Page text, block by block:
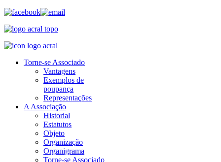
Torne-se Associado
Vantagens
Exemplos de
poupança
Representações
A Associação
Historial
Estatutos
Objeto
Organização
Organigrama
Torne-se Associado